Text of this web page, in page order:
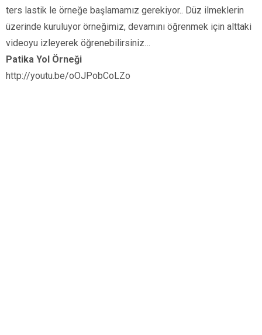
ters lastik le örneğe başlamamız gerekiyor.. Düz ilmeklerin
üzerinde kuruluyor örneğimiz, devamını öğrenmek için alttaki
videoyu izleyerek öğrenebilirsiniz…
Patika Yol Örneği
http://youtu.be/oOJPobCoLZo